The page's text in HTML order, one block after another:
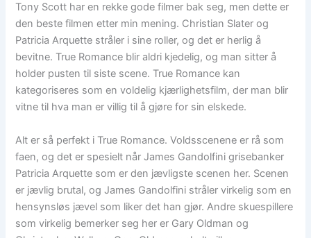
Tony Scott har en rekke gode filmer bak seg, men dette er
den beste filmen etter min mening. Christian Slater og
Patricia Arquette stråler i sine roller, og det er herlig å
bevitne. True Romance blir aldri kjedelig, og man sitter å
holder pusten til siste scene. True Romance kan
kategoriseres som en voldelig kjærlighetsfilm, der man blir
vitne til hva man er villig til å gjøre for sin elskede.
Alt er så perfekt i True Romance. Voldsscenene er rå som
faen, og det er spesielt når James Gandolfini grisebanker
Patricia Arquette som er den jævligste scenen her. Scenen
er jævlig brutal, og James Gandolfini stråler virkelig som en
hensynsløs jævel som liker det han gjør. Andre skuespillere
som virkelig bemerker seg her er Gary Oldman og